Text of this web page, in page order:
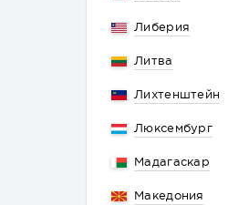
Либерия
Литва
Лихтенштейн
Люксембург
Мадагаскар
Македония